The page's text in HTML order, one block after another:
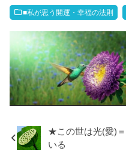
b
o
o
k
M
ar
ks
■私が思う開運・幸福の法則
★この世は光(愛)
いる